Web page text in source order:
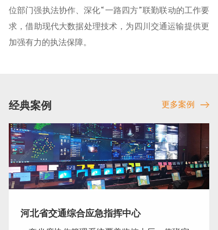
位部门强执法协作、深化“一路四方”联勤联动的工作要
求，借助现代大数据处理技术，为四川交通运输提供更
加强有力的执法保障。
经典案例
河北省交通综合应急指挥中心
更多案例